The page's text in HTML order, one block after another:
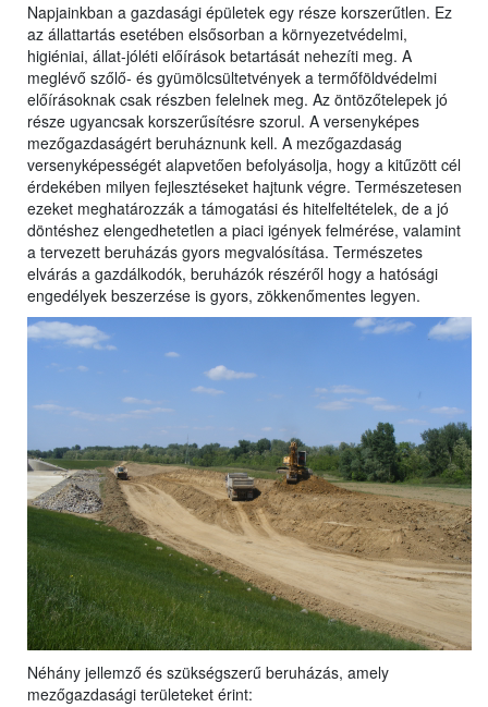
Napjainkban a gazdasági épületek egy része korszerűtlen. Ez
az állattartás esetében elsősorban a környezetvédelmi,
higiéniai, állat-jóléti előírások betartását nehezíti meg. A
meglévő szőlő- és gyümölcsültetvények a termőföldvédelmi
előírásoknak csak részben felelnek meg. Az öntözőtelepek jó
része ugyancsak korszerűsítésre szorul. A versenyképes
mezőgazdaságért beruháznunk kell. A mezőgazdaság
versenyképességét alapvetően befolyásolja, hogy a kitűzött cél
érdekében milyen fejlesztéseket hajtunk végre. Természetesen
ezeket meghatározzák a támogatási és hitelfeltételek, de a jó
döntéshez elengedhetetlen a piaci igények felmérése, valamint
a tervezett beruházás gyors megvalósítása. Természetes
elvárás a gazdálkodók, beruházók részéről hogy a hatósági
engedélyek beszerzése is gyors, zökkenőmentes legyen.
Néhány jellemző és szükségszerű beruházás, amely
mezőgazdasági területeket érint: